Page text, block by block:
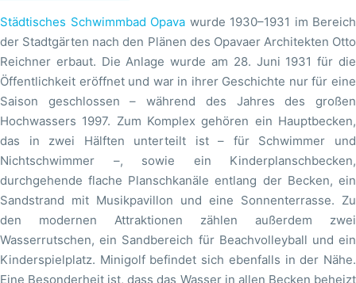
Städtisches Schwimmbad Opava wurde 1930–1931 im Bereich
der Stadtgärten nach den Plänen des Opavaer Architekten Otto
Reichner erbaut. Die Anlage wurde am 28. Juni 1931 für die
Öffentlichkeit eröffnet und war in ihrer Geschichte nur für eine
Saison geschlossen – während des Jahres des großen
Hochwassers 1997. Zum Komplex gehören ein Hauptbecken,
das in zwei Hälften unterteilt ist – für Schwimmer und
Nichtschwimmer –, sowie ein Kinderplanschbecken,
durchgehende flache Planschkanäle entlang der Becken, ein
Sandstrand mit Musikpavillon und eine Sonnenterrasse. Zu
den modernen Attraktionen zählen außerdem zwei
Wasserrutschen, ein Sandbereich für Beachvolleyball und ein
Kinderspielplatz. Minigolf befindet sich ebenfalls in der Nähe.
Eine Besonderheit ist, dass das Wasser in allen Becken beheizt